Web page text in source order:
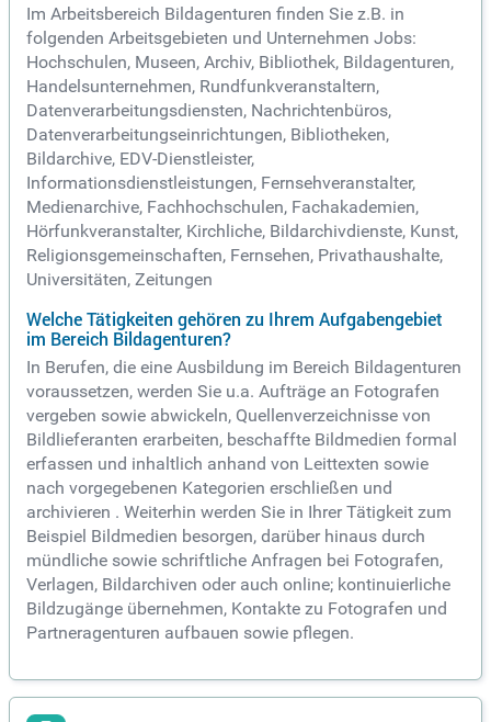
Im Arbeitsbereich Bildagenturen finden Sie z.B. in
folgenden Arbeitsgebieten und Unternehmen Jobs:
Hochschulen, Museen, Archiv, Bibliothek, Bildagenturen,
Handelsunternehmen, Rundfunkveranstaltern,
Datenverarbeitungsdiensten, Nachrichtenbüros,
Datenverarbeitungseinrichtungen, Bibliotheken,
Bildarchive, EDV-Dienstleister,
Informationsdienstleistungen, Fernsehveranstalter,
Medienarchive, Fachhochschulen, Fachakademien,
Hörfunkveranstalter, Kirchliche, Bildarchivdienste, Kunst,
Religionsgemeinschaften, Fernsehen, Privathaushalte,
Universitäten, Zeitungen
Welche Tätigkeiten gehören zu Ihrem Aufgabengebiet
im Bereich Bildagenturen?
In Berufen, die eine Ausbildung im Bereich Bildagenturen
voraussetzen, werden Sie u.a. Aufträge an Fotografen
vergeben sowie abwickeln, Quellenverzeichnisse von
Bildlieferanten erarbeiten, beschaffte Bildmedien formal
erfassen und inhaltlich anhand von Leittexten sowie
nach vorgegebenen Kategorien erschließen und
archivieren . Weiterhin werden Sie in Ihrer Tätigkeit zum
Beispiel Bildmedien besorgen, darüber hinaus durch
mündliche sowie schriftliche Anfragen bei Fotografen,
Verlagen, Bildarchiven oder auch online; kontinuierliche
Bildzugänge übernehmen, Kontakte zu Fotografen und
Partneragenturen aufbauen sowie pflegen.